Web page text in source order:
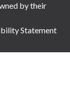
by their
Statement